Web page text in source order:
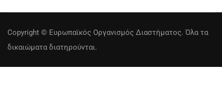
Copyright © Ευρωπαϊκός Οργανισμός Διαστήματος. Όλα τα
δικαιώματα διατηρούνται.